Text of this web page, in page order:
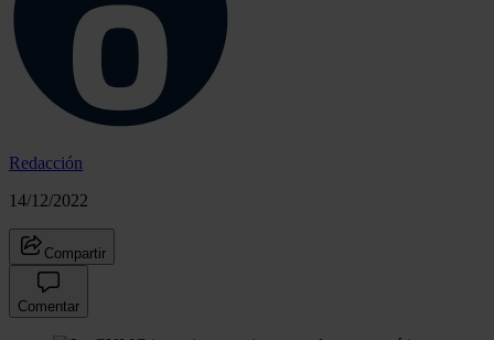
Redacción
14/12/2022
Compartir
Comentar